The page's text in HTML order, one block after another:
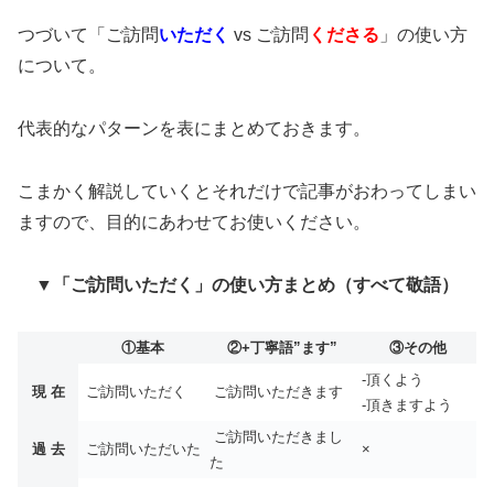
つづいて「ご訪問いただく vs ご訪問 くださる 」の使い方
について。
代表的なパターンを表にまとめておきます。
こまかく解説していくとそれだけで記事がおわってしまい
ますので、目的にあわせてお使いください。
▼「ご訪問いただく」の使い方まとめ（すべて敬語）
①基本 ②+丁寧語”ます” ③その他
現 在 ご訪問いただく ご訪問いただきます
-頂くよう
-頂きますよう
過 去 ご訪問いただいた
ご訪問いただきまし
た
×